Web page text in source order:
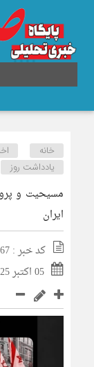
خانه
یادداشت روز
ایران
کد خبر : 4367
05 اکتبر 2025 - 12:04